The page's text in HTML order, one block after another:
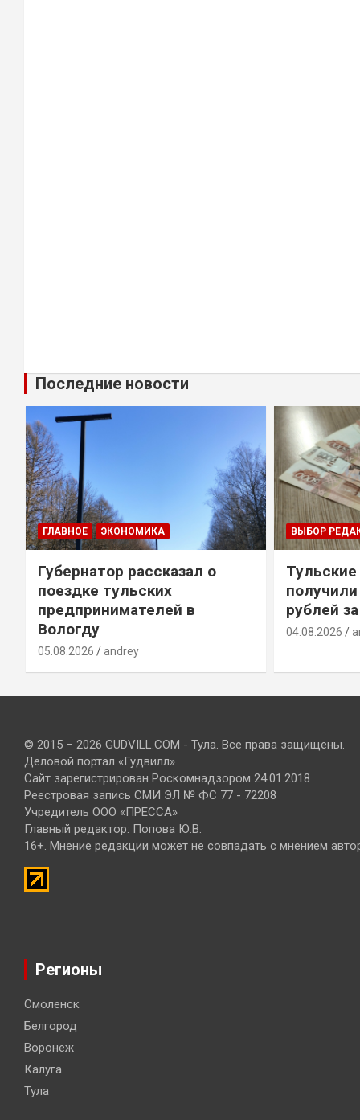
Последние новости
ГЛАВНОЕ ЭКОНОМИКА
Губернатор рассказал о
поездке тульских
предпринимателей в
Вологду
05.08.2026 andrey
ВЫБОР
рублей
04.08.2026
© 2015 – 2026 GUDVILL.COM - Тула. Все права защищены.
Деловой портал «Гудвилл»
Сайт зарегистрирован Роскомнадзором 24.01.2018
Реестровая запись СМИ ЭЛ № ФС 77 - 72208
Учредитель ООО «ПРЕССА»
Главный редактор: Попова Ю.В.
16+. Мнение редакции может не совпадать с мнением
Регионы
Смоленск
Белгород
Воронеж
Калуга
Тула